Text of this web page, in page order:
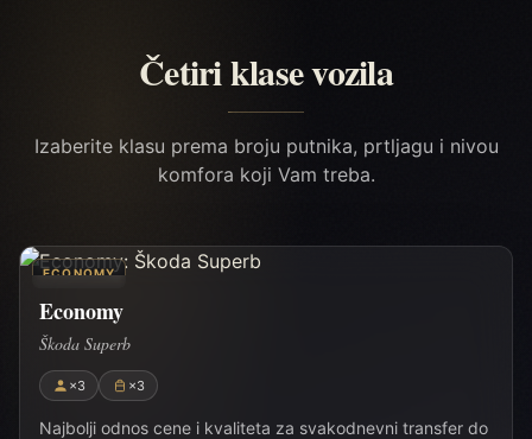
Četiri klase vozila
Izaberite klasu prema broju putnika, prtljagu i nivou
komfora koji Vam treba.
ECONOMY
Economy
Škoda Superb
×3 ×3
Najbolji odnos cene i kvaliteta za svakodnevni transfer do